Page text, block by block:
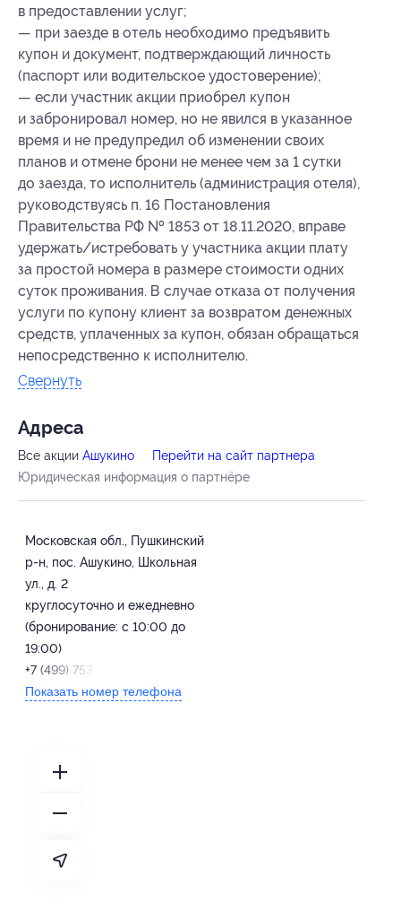
в предоставлении услуг;
— при заезде в отель необходимо предъявить
купон и документ, подтверждающий личность
(паспорт или водительское удостоверение);
— если участник акции приобрел купон
и забронировал номер, но не явился в указанное
время и не предупредил об изменении своих
планов и отмене брони не менее чем за 1 сутки
до заезда, то исполнитель (администрация отеля),
руководствуясь п. 16 Постановления
Правительства РФ № 1853 от 18.11.2020, вправе
удержать/истребовать у участника акции плату
за простой номера в размере стоимости одних
суток проживания. В случае отказа от получения
услуги по купону клиент за возвратом денежных
средств, уплаченных за купон, обязан обращаться
непосредственно к исполнителю.
Свернуть
Адресa
Все акции Ашукино
Перейти на сайт партнера
Юридическая информация о партнёре
Московская обл., Пушкинский
р-н, пос. Ашукино, Школьная
ул., д. 2
круглосуточно и ежедневно
(бронирование: с 10:00 до
19:00)
+7 (499) 753-20-05
Показать номер телефона